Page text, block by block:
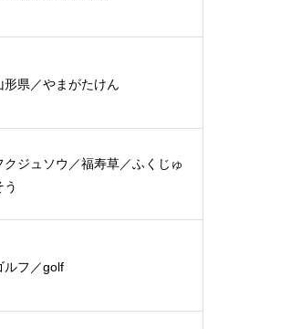
形県／やまがたけん
クジュソウ／福寿草／ふくじゅ
う
ルフ／golf